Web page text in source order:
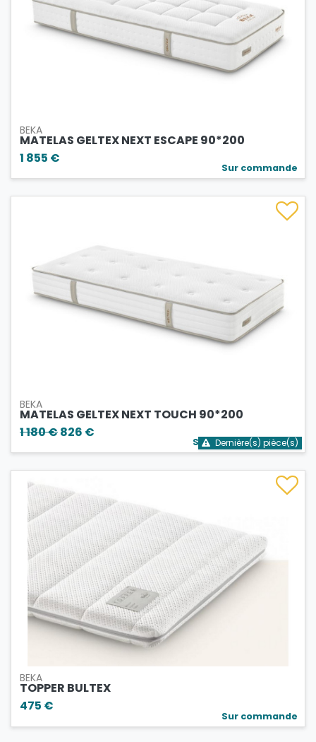
BEKA
MATELAS GELTEX NEXT ESCAPE 90*200
1 855 €
Sur commande
BEKA
MATELAS GELTEX NEXT TOUCH 90*200
1 180 €826 €
Stock bientôt épuisé
Dernière(s) pièce(s)
BEKA
TOPPER BULTEX
475 €
Sur commande